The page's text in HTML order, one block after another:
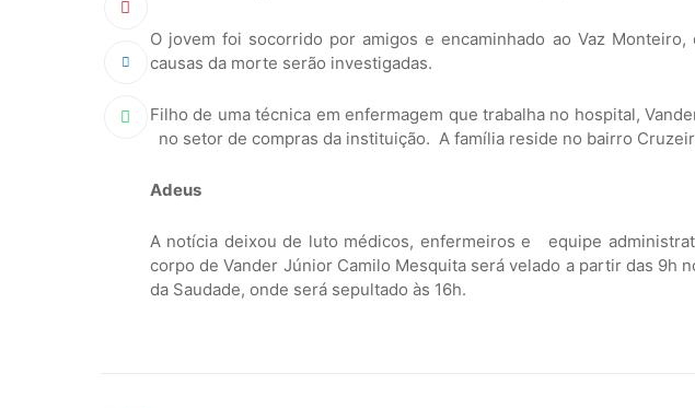
O jovem foi socorrido por amigos e encaminhado ao Vaz
causas da morte serão investigadas.
Filho de uma técnica em enfermagem que trabalha no hospital,
no setor de compras da instituição. A família reside no bairro
Adeus
A notícia deixou de luto médicos, enfermeiros e equipe
corpo de Vander Júnior Camilo Mesquita será velado a partir das 9h
da Saudade, onde será sepultado às 16h.